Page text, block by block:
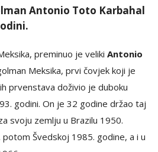
Antonio Toto Karbahal
preminuo je veliki Antonio
Meksika, prvi čovjek koji je
prvenstava doživio je duboku
godini. On je 32 godine držao taj
svoju zemlju u Brazilu 1950.
Švedskoj 1985. godine, a i u